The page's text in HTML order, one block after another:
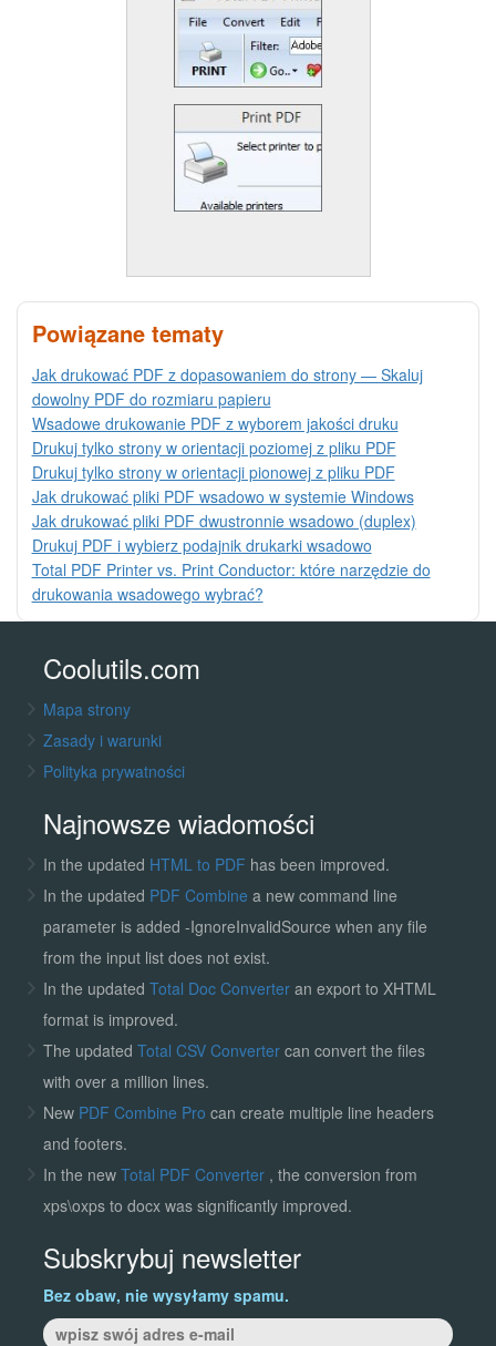
Powiązane tematy
Jak drukować PDF z dopasowaniem do strony — Skaluj
dowolny PDF do rozmiaru papieru
Wsadowe drukowanie PDF z wyborem jakości druku
Drukuj tylko strony w orientacji poziomej z pliku PDF
Drukuj tylko strony w orientacji pionowej z pliku PDF
Jak drukować pliki PDF wsadowo w systemie Windows
Jak drukować pliki PDF dwustronnie wsadowo (duplex)
Drukuj PDF i wybierz podajnik drukarki wsadowo
Total PDF Printer vs. Print Conductor: które narzędzie do
drukowania wsadowego wybrać?
Coolutils.com
Mapa strony
Zasady i warunki
Polityka prywatności
Najnowsze wiadomości
In the updated HTML to PDF has been improved.
In the updated PDF Combine a new command line
parameter is added -IgnoreInvalidSource when any file
from the input list does not exist.
In the updated Total Doc Converter an export to XHTML
format is improved.
The updated Total CSV Convertercan convert the files
with over a million lines.
New PDF Combine Pro can create multiple line headers
and footers.
In the new Total PDF Converter , the conversion from
xps\oxps to docx was significantly improved.
Subskrybuj newsletter
Bez obaw, nie wysyłamy spamu.